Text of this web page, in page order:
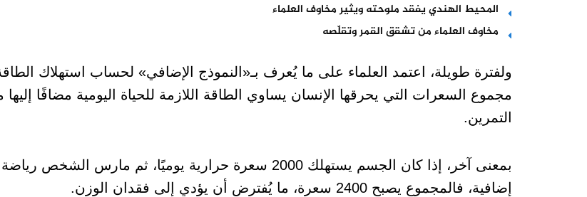
المحيط الهندي يفقد ملوحته ويثير مخاوف العلماء
مخاوف العلماء من تشقق القمر وتقلّصه
ولفترة طويلة، اعتمد العلماء على ما يُعرف بـ«النموذج الإضافي» لحساب استهلاك
مجموع السعرات التي يحرقها الإنسان يساوي الطاقة اللازمة للحياة اليومية مضافًا إليها
التمرين.
إضافية، فالمجموع يصبح 2400 سعرة، ما يُفترض أن يؤدي إلى فقدان الوزن.